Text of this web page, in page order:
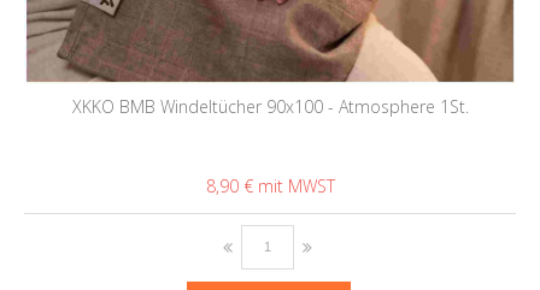
XKKO BMB Windeltücher 90x100 - Atmosphere 1St.
8,90 €